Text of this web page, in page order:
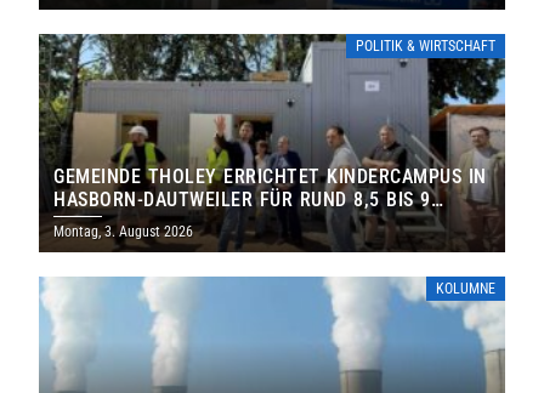
POLITIK & WIRTSCHAFT
GEMEINDE THOLEY ERRICHTET KINDERCAMPUS IN
HASBORN-DAUTWEILER FÜR RUND 8,5 BIS 9
MILLIONEN EURO
Montag, 3. August 2026
KOLUMNE